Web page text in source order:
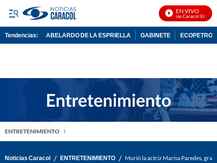
EN VIVO
Noticias Caracol En Vivo
Tendencias: ABELARDO DE LA ESPRIELLA GABINETE ECOPETROL
ENTRETENIMIENTO
Noticias Caracol / ENTRETENIMIENTO / Murió la actriz Marisa Paredes, gran